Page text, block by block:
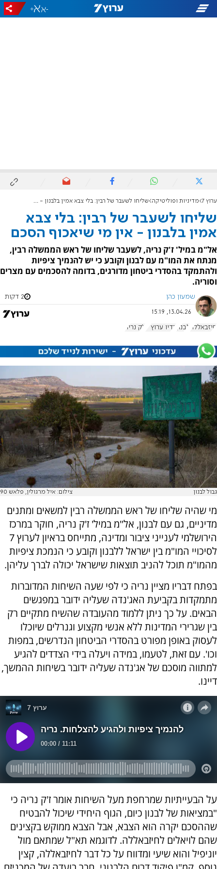
-
+
ערוץ 7 מדיניות ופוליטיקה שליחו לשעבר של רבין: בלי צבא אמין בלבנון - אין מי שיאכוף הסכם
שליחו לשעבר של רבין: בלי צבא
אמין בלבנון - אין מי שיאכוף הסכם
אל"מ במיל' ז'ק נריה, לשעבר שליחו של ראש הממשלה רבין,
מנתח את המו"מ עם לבנון וקובע כי יש להנמיך ציפיות
ולהתמקד בהסדרי ביטחון מדורגים, בדומה להסכמים עם מצרים
וסוריה.
שמעון כהן 2 דקות
13.04.26, 15:19
חיזבאללה לבנון רדיו ערוץ 7 ז'ק נריה
גבול לבנון צילום: איל מרגולין, פלאש 90
מי שהיה שליחו של ראש הממשלה רבין למשאים ומתנים
מדיניים, גם עם לבנון, אל"מ במיל' ז'ק נריה, חוקר במרכז
הירושלמי לענייני ציבור ומדינה, מתייחס בראיון לערוץ 7
לסיכויי המו"מ בין ישראל ללבנון וקובע כי הנמכת ציפיות
מהמו"מ תוכל להניב תוצאות שישראל יכולה לברך עליהן.
בפתח דבריו מציין נריה כי לפי שעה השיחות המדוברות
מתמקדות בקביעת האג'נדה שעליה ידובר במפגשים
הבאים. על כך ניתן ללמוד מהעובדה שהשיח מתקיים רק
בין שגרירי המדינות ללא אנשי מקצוע וגנרלים שיוכלו
לעסוק באופן מפורט בהסדרי הביטחון הנדרשים, במפות
וכו'. עם זאת, לטעמו, במידה ויעלה בידי הצדדים להגיע
למתווה מוסכם של אג'נדה שעליה ידובר בשיחות ההמשך,
דיינו.
על הבעייתיות שמרחפת מעל השיחות אומר ז'ק נריה כי
"במציאות של לבנון כיום, הגוף היחידי שיכול להבטיח
שההסכם יקרה הוא הצבא, אבל הצבא ממוקש בקצינים
שהם לויאלים לחיזבאללה. לדוגמא תא"ל שמתאם מול
יוניפיל והוא שיעי ומדווח על כל דבר לחיזבאללה, קצין